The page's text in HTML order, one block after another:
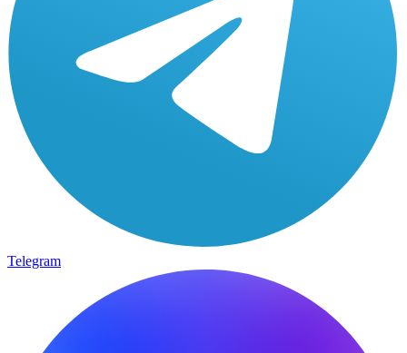
Telegram